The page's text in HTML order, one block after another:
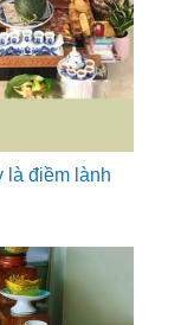
là điềm lành